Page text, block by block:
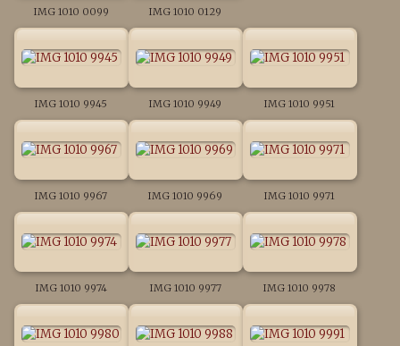
IMG 1010 0099 IMG 1010 0129
IMG 1010 9945 IMG 1010 9949 IMG 1010 9951
IMG 1010 9967 IMG 1010 9969 IMG 1010 9971
IMG 1010 9974 IMG 1010 9977 IMG 1010 9978